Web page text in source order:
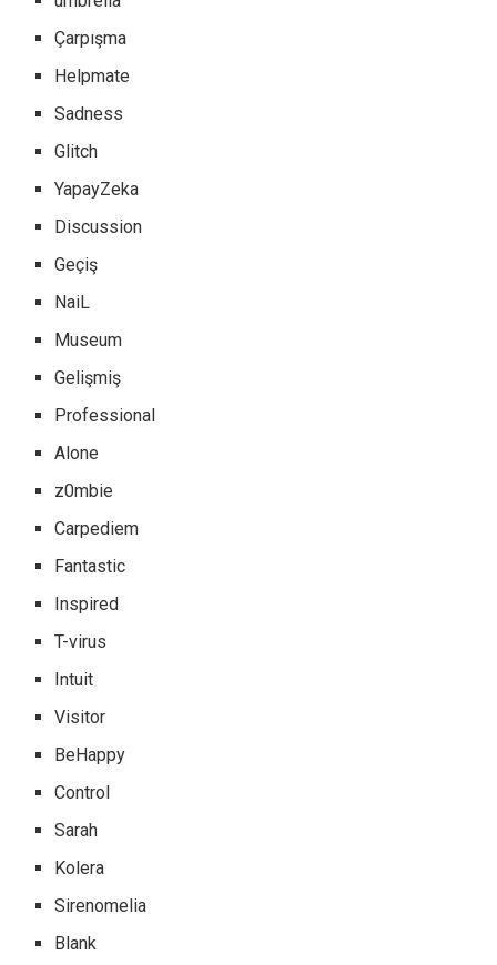
Çarpışma
Helpmate
Sadness
Glitch
YapayZeka
Discussion
Geçiş
NaiL
Museum
Gelişmiş
Professional
Alone
z0mbie
Carpediem
Fantastic
Inspired
T-virus
Intuit
Visitor
BeHappy
Control
Sarah
Kolera
Sirenomelia
Blank